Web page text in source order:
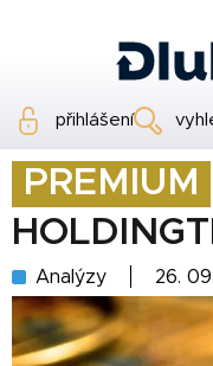
přihlášení
PREMIUM
Analýzy 26.